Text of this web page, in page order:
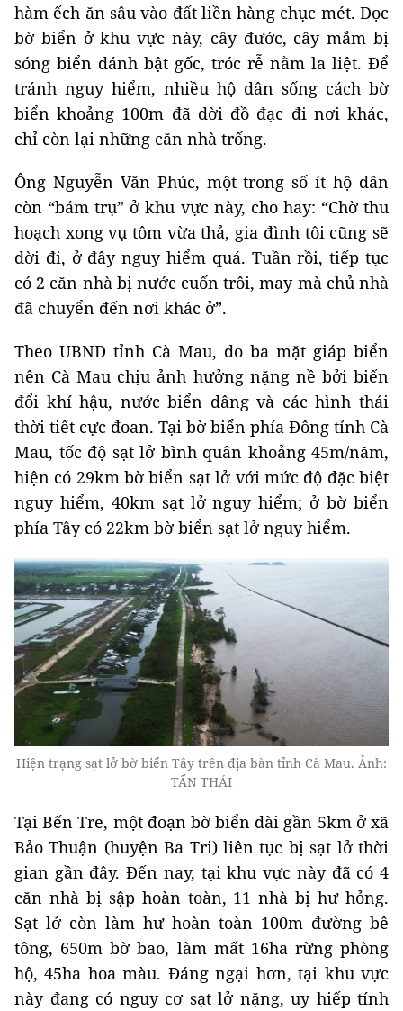
hàm ếch ăn sâu vào đất liền hàng chục mét. Dọc
bờ biển ở khu vực này, cây đước, cây mắm bị
sóng biển đánh bật gốc, tróc rễ nằm la liệt. Để
tránh nguy hiểm, nhiều hộ dân sống cách bờ
biển khoảng 100m đã dời đồ đạc đi nơi khác,
chỉ còn lại những căn nhà trống.
Ông Nguyễn Văn Phúc, một trong số ít hộ dân
còn “bám trụ” ở khu vực này, cho hay: “Chờ thu
hoạch xong vụ tôm vừa thả, gia đình tôi cũng sẽ
dời đi, ở đây nguy hiểm quá. Tuần rồi, tiếp tục
có 2 căn nhà bị nước cuốn trôi, may mà chủ nhà
đã chuyển đến nơi khác ở”.
Theo UBND tỉnh Cà Mau, do ba mặt giáp biển
nên Cà Mau chịu ảnh hưởng nặng nề bởi biến
đổi khí hậu, nước biển dâng và các hình thái
thời tiết cực đoan. Tại bờ biển phía Đông tỉnh Cà
Mau, tốc độ sạt lở bình quân khoảng 45m/năm,
hiện có 29km bờ biển sạt lở với mức độ đặc biệt
nguy hiểm, 40km sạt lở nguy hiểm; ở bờ biển
phía Tây có 22km bờ biển sạt lở nguy hiểm.
Hiện trạng sạt lở bờ biển Tây trên địa bàn tỉnh Cà Mau. Ảnh:
TẤN THÁI
Tại Bến Tre, một đoạn bờ biển dài gần 5km ở xã
Bảo Thuận (huyện Ba Tri) liên tục bị sạt lở thời
gian gần đây. Đến nay, tại khu vực này đã có 4
căn nhà bị sập hoàn toàn, 11 nhà bị hư hỏng.
Sạt lở còn làm hư hoàn toàn 100m đường bê
tông, 650m bờ bao, làm mất 16ha rừng phòng
hộ, 45ha hoa màu. Đáng ngại hơn, tại khu vực
này đang có nguy cơ sạt lở nặng, uy hiếp tính